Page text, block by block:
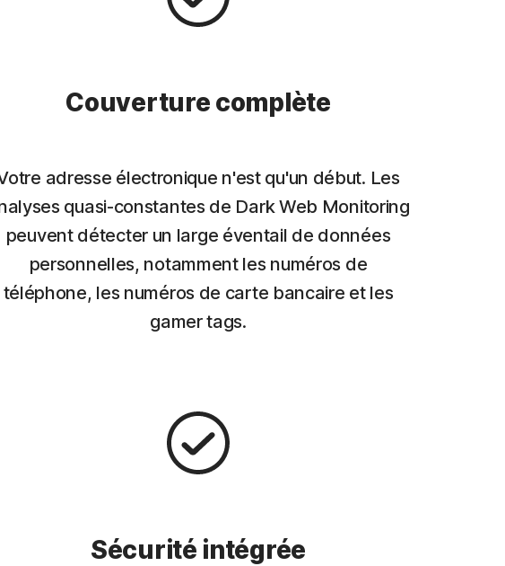
Couverture complète
adresse électronique n'est qu'un début. Les
quasi-constantes de Dark Web Monitoring
peuvent détecter un large éventail de données
personnelles, notamment les numéros de
téléphone, les numéros de carte bancaire et les
gamer tags.
Sécurité intégrée